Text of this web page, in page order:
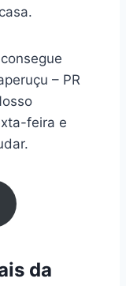
– PR
feira e
da